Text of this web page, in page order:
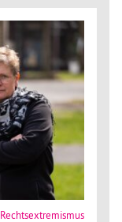
Rechtsextremismus